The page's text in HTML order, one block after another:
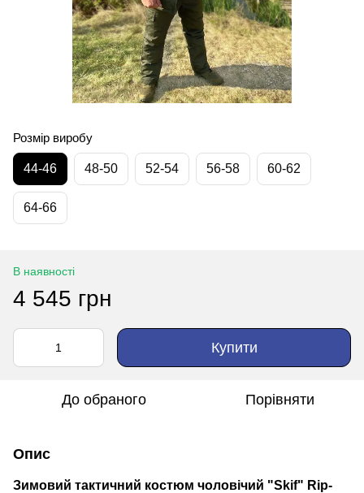
Розмір виробу
44-46 48-50 52-54 56-58 60-62
64-66
В наявності
4 545 грн
Купити
До обраного Порівняти
Опис
Зимовий тактичний костюм чоловічий "Skif" Rip-